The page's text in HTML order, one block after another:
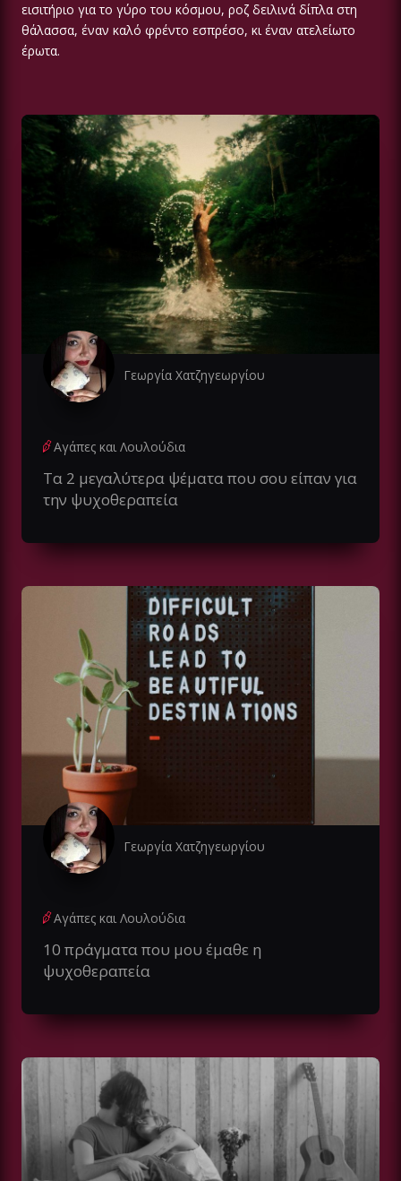
εισιτήριο για το γύρο του κόσμου, ροζ δειλινά δίπλα στη
θάλασσα, έναν καλό φρέντο εσπρέσο, κι έναν ατελείωτο
έρωτα.
Γεωργία Χατζηγεωργίου
Αγάπες και Λουλούδια
Τα 2 μεγαλύτερα ψέματα που σου είπαν για
την ψυχοθεραπεία
Γεωργία Χατζηγεωργίου
Αγάπες και Λουλούδια
10 πράγματα που μου έμαθε η
ψυχοθεραπεία